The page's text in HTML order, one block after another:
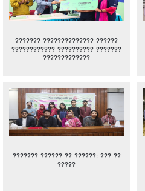
??????? ?????????????? ??????
???????????? ?????????? ???????
?????????????
??????? ?????? ?? ??????: ??? ??
?????